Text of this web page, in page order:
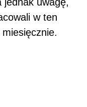
w ten